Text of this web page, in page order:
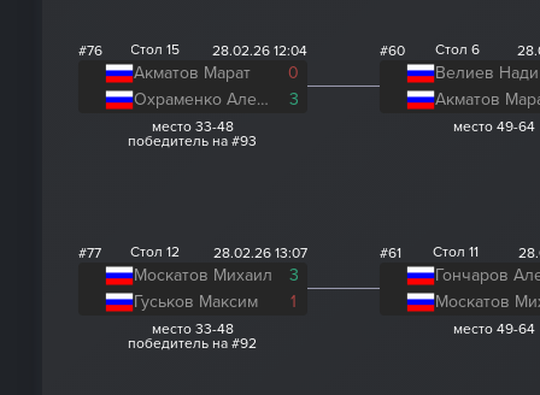
#76 Стол 15 28.02.26 12:04
Акматов Марат
0
Охраменко Алексей
3
место 33-48
победитель на #93
#77 Стол 12 28.02.26 13:07
Москатов Михаил
3
Гуськов Максим
1
место 33-48
победитель на #92
#60 Стол 6
Велиев
Акматов
место 49-64
#61 Стол 11
Москатов
место 49-64